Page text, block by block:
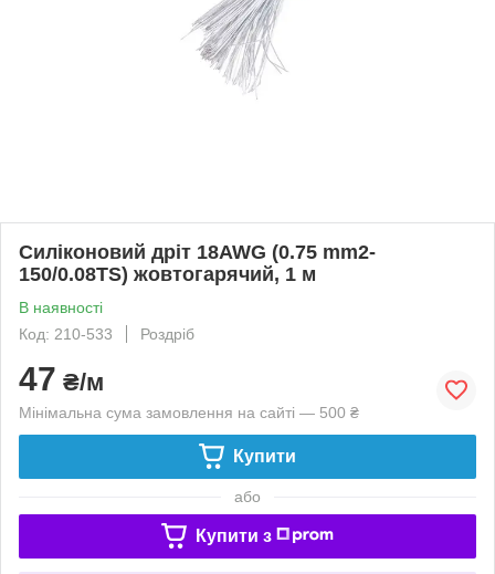
Силіконовий дріт 18AWG (0.75 mm2-
150/0.08TS) жовтогарячий, 1 м
В наявності
Код: 210-533
Роздріб
47 ₴/м
Мінімальна сума замовлення на сайті — 500 ₴
Купити
або
Купити з